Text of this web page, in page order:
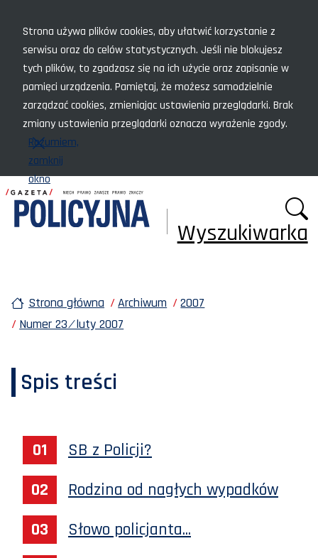
Strona używa plików cookies, aby ułatwić korzystanie z
serwisu oraz do celów statystycznych. Jeśli nie blokujesz
tych plików, to zgadzasz się na ich użycie oraz zapisanie w
pamięci urządzenia. Pamiętaj, że możesz samodzielnie
zarządzać cookies, zmieniając ustawienia przeglądarki. Brak
zmiany ustawienia przeglądarki oznacza wyrażenie zgody.
Rozumiem,
zamknij
okno
Wyszukiwarka
Strona główna Archiwum
2007
Numer 23 ⁄ luty 2007
Spis treści
SB z Policji?
Rodzina od nagłych wypadków
Słowo policjanta...